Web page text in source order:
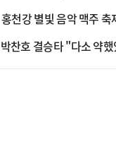
천강 별빛 음악 맥주 축
찬호 결승타 "다소 약